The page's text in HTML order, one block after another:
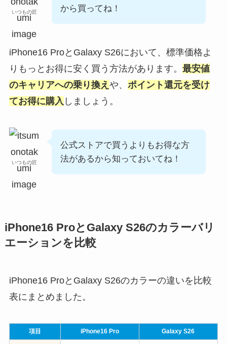
いつもの匠 から買ってね！
iPhone16 ProとGalaxy S26において、標準価格よ
りもっとお得に安く買う方法があります。 最安値
のキャリアへの乗り換え や、 ポイント還元を受け
てお得に購入 しましょう。
いつもの匠
公式ストアで買うよりもお得な方
法があるから知っておいてね！
iPhone16 ProとGalaxy S26のカラーバリ
エーションを比較
iPhone16 ProとGalaxy S26のカラーの違いを比較
表にまとめました。
項目 iPhone16 Pro Galaxy S26